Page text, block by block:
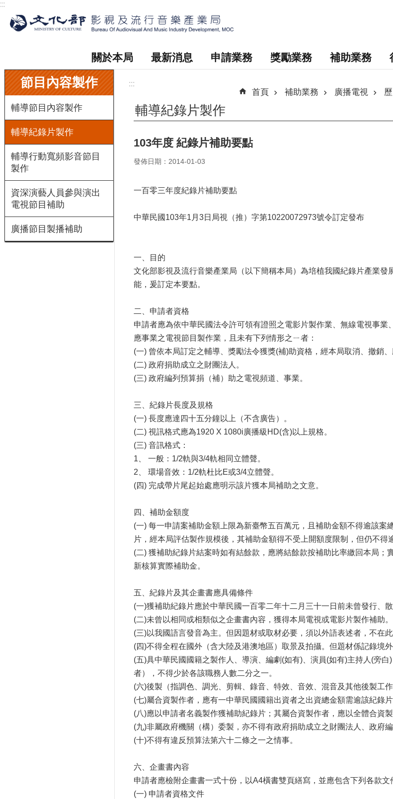
關於本局 最新消息 申請業務 獎勵業務 補助業務
:::
節目內容製作
輔導節目內容製作
輔導紀錄片製作
輔導行動寬頻影音節目
製作
資深演藝人員參與演出
電視節目補助
廣播節目製播補助
:::
首頁 補助業務 廣播電視
輔導紀錄片製作
103年度 紀錄片補助要點
發佈日期：2014-01-03
一百零三年度紀錄片補助要點
中華民國103年1月3日局視（推）字第10220072973號令訂定發布
一、目的
文化部影視及流行音樂產業局（以下簡稱本局）為培植我國紀錄片產業
能，爰訂定本要點。
二、申請者資格
申請者應為依中華民國法令許可領有證照之電影片製作業、無線電視事
應事業之電視節目製作業，且未有下列情形之ㄧ者：
(一) 曾依本局訂定之輔導、獎勵法令獲獎(補)助資格，經本局取消、撤銷
(二) 政府捐助成立之財團法人。
(三) 政府編列預算捐（補）助之電視頻道、事業。
三、紀錄片長度及規格
(一) 長度應達四十五分鐘以上（不含廣告）。
(二) 視訊格式應為1920 X 1080i廣播級HD(含)以上規格。
(三) 音訊格式：
1、 一般：1/2軌與3/4軌相同立體聲。
2、 環場音效：1/2軌杜比E或3/4立體聲。
(四) 完成帶片尾起始處應明示該片獲本局補助之文意。
四、補助金額度
(一) 每一申請案補助金額上限為新臺幣五百萬元，且補助金額不得逾該
片，經本局評估製作規模後，其補助金額得不受上開額度限制，但仍不得
(二) 獲補助紀錄片結案時如有結餘款，應將結餘款按補助比率繳回本局
新核算實際補助金。
五、紀錄片及其企畫書應具備條件
(一)獲補助紀錄片應於中華民國一百零二年十二月三十一日前未曾發行、
(二)未曾以相同或相類似之企畫書內容，獲得本局電視或電影片製作補助。
(三)以我國語言發音為主。但因題材或取材必要，須以外語表述者，不在此
(四)不得全程在國外（含大陸及港澳地區）取景及拍攝。但題材係記錄境
(五)具中華民國國籍之製作人、導演、編劇(如有)、演員(如有)主持人(旁
者），不得少於各該職務人數二分之一。
(六)後製（指調色、調光、剪輯、錄音、特效、音效、混音及其他後製工
(七)屬合資製作者，應有一中華民國國籍出資者之出資總金額需逾該紀錄
(八)應以申請者名義製作獲補助紀錄片；其屬合資製作者，應以全體合資製
(九)非屬政府機關（構）委製，亦不得有政府捐助成立之財團法人、政府
(十)不得有違反預算法第六十二條之一之情事。
六、企畫書內容
申請者應檢附企畫書一式十份，以A4橫書雙頁繕寫，並應包含下列各款文
(一) 申請者資格文件